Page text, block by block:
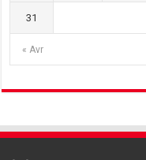
« Avr
31